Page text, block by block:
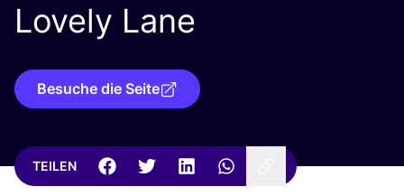
Lovely Lane
Besuche die Seite
TEILEN